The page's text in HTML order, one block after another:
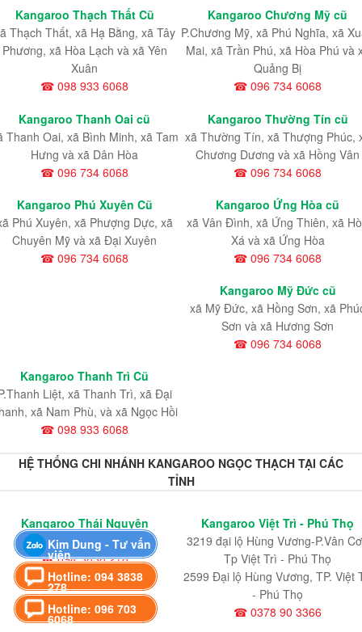
Kangaroo Thạch Thất Cũ
Thạch Thất, xã Hạ Bằng, xã Tây
Phương, xã Hòa Lạch và xã Yên
Xuân
☎ 098 933 6068
Kangaroo Chương Mỹ cũ
P.Chương Mỹ, xã Phú Nghĩa, xã
Mai, xã Trần Phú, xã Hòa Phú và
Quảng Bị
☎ 096 734 6068
Kangaroo Thanh Oai cũ
Thanh Oai, xã Bình Minh, xã Tam
Hưng và xã Dân Hòa
☎ 096 734 6068
Kangaroo Thường Tín cũ
xã Thường Tín, xã Thượng Phúc,
Chương Dương và xã Hồng Vân
☎ 096 734 6068
Kangaroo Phú Xuyên Cũ
Phú Xuyên, xã Phượng Dực, xã
Chuyên Mỹ và xã Đại Xuyên
☎ 096 734 6068
Kangaroo Ứng Hòa cũ
xã Vân Đình, xã Ứng Thiên, xã
Xá và xã Ứng Hòa
☎ 096 734 6068
Kangaroo Mỹ Đức cũ
xã Mỹ Đức, xã Hồng Sơn, xã
Sơn và xã Hương Sơn
☎ 096 734 6068
Kangaroo Thanh Trì Cũ
Liệt, xã Thanh Trì, xã Đại
xã Nam Phù, và xã Ngọc Hồi
☎ 098 933 6068
HỆ THỐNG CHI NHÁNH KANGAROO NGỌC THẠCH TẠI CÁC
TỈNH
Kangaroo Thái Nguyên
Thái Nguyên
☎ 094 3838 278
Kangaroo Việt Trì - Phú Thọ
3219 đại lộ Hùng Vương-P.Vân
Tp Việt Trì - Phú Thọ
2599 Đại lộ Hùng Vương, TP. Việt
- Phú Thọ
☎ 0378 90 3366
Kim Dung - Tư vấn
viên
Hotline: 094 3838
278
Hotline: 096 703
6068